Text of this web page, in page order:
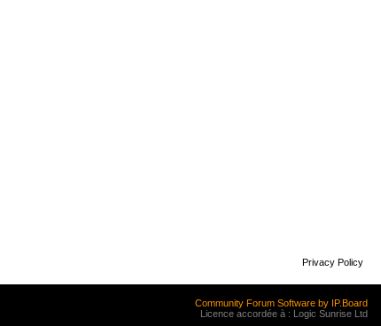
Privacy Policy
Community Forum Software by IP.Board
Licence accordée à : Logic Sunrise Ltd